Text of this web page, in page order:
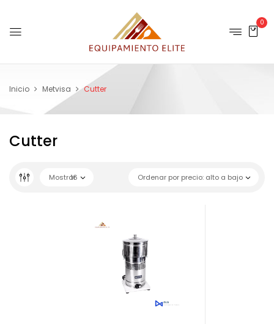
0
Inicio Metvisa Cutter
Cutter
Ordenar por precio: alto a bajo
Mostrar
16